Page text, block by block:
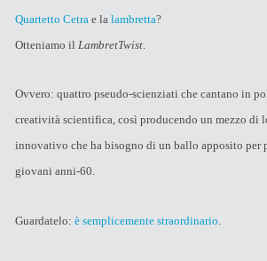
Quartetto Cetra e la lambretta?
Otteniamo il LambretTwist.
Ovvero: quattro pseudo-scienziati che cantano in
creatività scientifica, così producendo un mezzo di
innovativo che ha bisogno di un ballo apposito per
giovani anni-60.
Guardatelo: è semplicemente straordinario